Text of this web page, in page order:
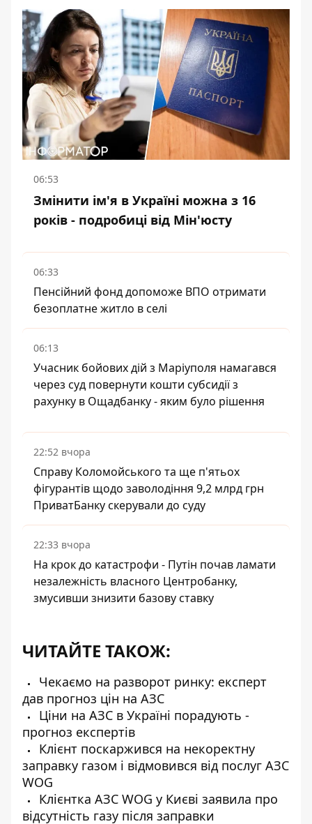
06:53
Змінити ім'я в Україні можна з 16
років - подробиці від Мін'юсту
06:33
Пенсійний фонд допоможе ВПО отримати
безоплатне житло в селі
06:13
Учасник бойових дій з Маріуполя намагався
через суд повернути кошти субсидії з
рахунку в Ощадбанку - яким було рішення
22:52 вчора
Справу Коломойського та ще п'ятьох
фігурантів щодо заволодіння 9,2 млрд грн
ПриватБанку скерували до суду
22:33 вчора
На крок до катастрофи - Путін почав ламати
незалежність власного Центробанку,
змусивши знизити базову ставку
ЧИТАЙТЕ ТАКОЖ:
Чекаємо на разворот ринку: експерт
дав прогноз цін на АЗС
Ціни на АЗС в Україні порадують -
прогноз експертів
Клієнт поскаржився на некоректну
заправку газом і відмовився від послуг АЗС
WOG
Клієнтка АЗС WOG у Києві заявила про
відсутність газу після заправки